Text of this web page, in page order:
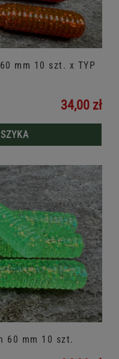
mm 10 szt. x TYP
34,00 zł
60 mm 10 szt.